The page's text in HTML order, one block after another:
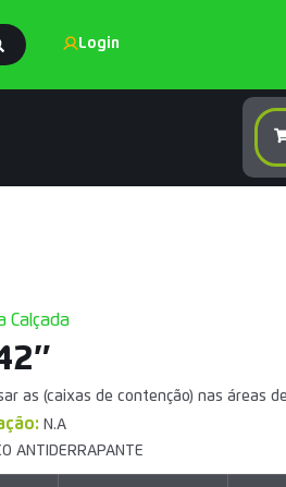
Login
Calçada
as (caixas de contenção) nas áreas
N.A
ANTIDERRAPANTE